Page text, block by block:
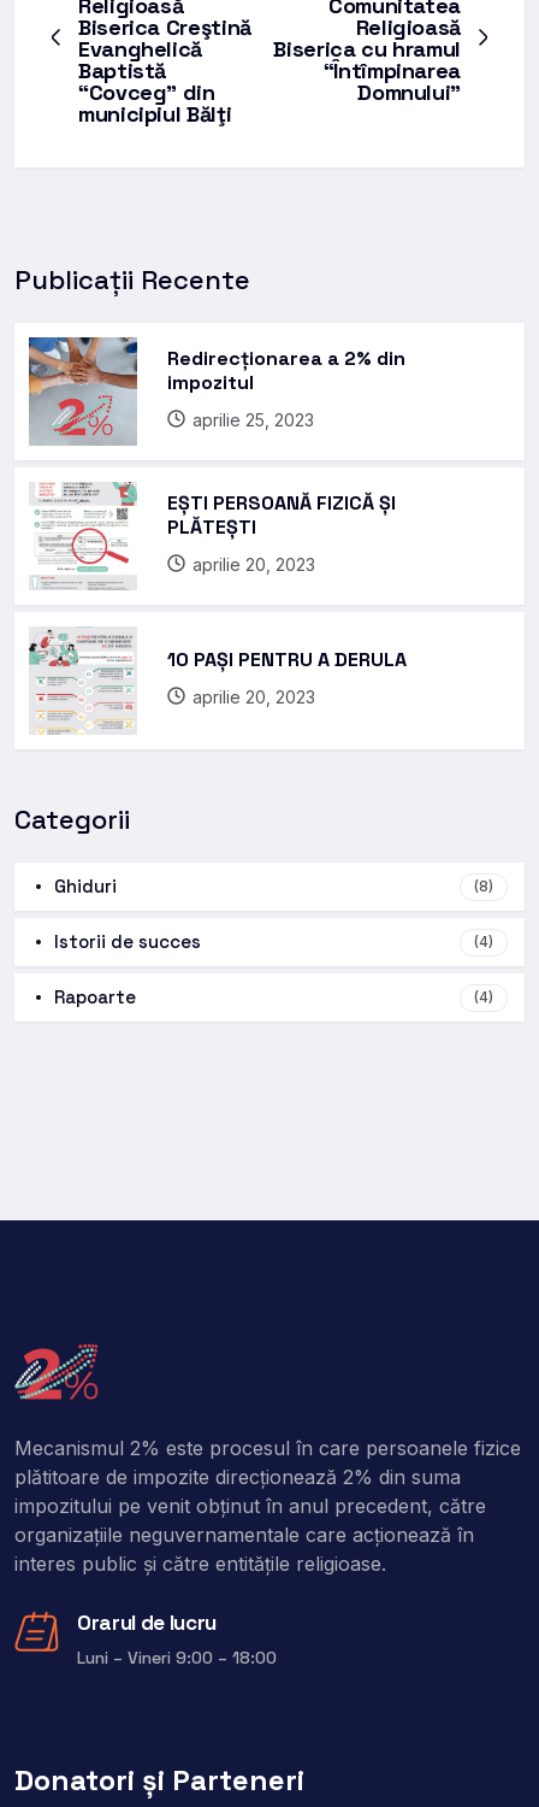
Biserica Creştină
Evanghelică
Baptistă
“Covceg” din
municipiul Bălţi
Religioasă
Biserica cu hramul
“Întîmpinarea
Domnului”
Publicații Recente
Redirecționarea a 2% din
impozitul
aprilie 25, 2023
EȘTI PERSOANĂ FIZICĂ ȘI
PLĂTEȘTI
aprilie 20, 2023
10 PAȘI PENTRU A DERULA
aprilie 20, 2023
Categorii
Ghiduri (8)
Istorii de succes (4)
Rapoarte (4)
Mecanismul 2% este procesul în care persoanele fizice
plătitoare de impozite direcţionează 2% din suma
impozitului pe venit obţinut în anul precedent, către
organizaţiile neguvernamentale care acţionează în
interes public şi către entitățile religioase.
Orarul de lucru
Luni – Vineri 9:00 – 18:00
Donatori și Parteneri